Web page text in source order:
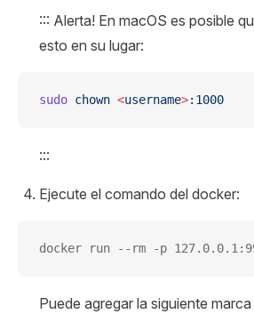
::: Alerta! En macOS es posible
esto en su lugar:
sudo chown <username>:1000
:::
Ejecute el comando del docker:
docker run --rm -p
Puede agregar la siguiente